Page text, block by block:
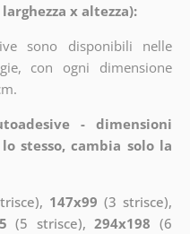
x altezza):
sono disponibili nelle
con ogni dimensione
- dimensioni
stesso, cambia solo la
147x99 (3 strisce),
(5 strisce),294x198 (6